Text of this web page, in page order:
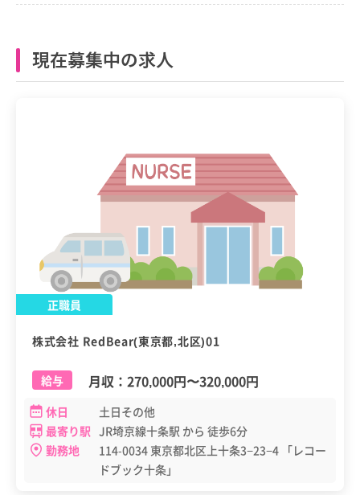
現在募集中の求人
正職員
株式会社 RedBear(東京都,北区)01
給与 月収： 270,000円〜320,000円
休日
土日その他
最寄り駅 JR埼京線十条駅 から 徒歩6分
勤務地
114-0034 東京都北区上十条3−23−4 「レコー
ドブック十条」